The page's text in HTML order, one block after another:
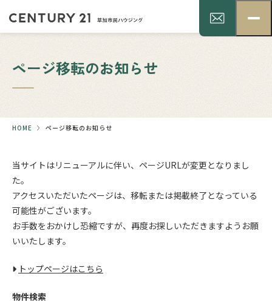
ページ移転のお知らせ
HOME ページ移転のお知らせ
当サイトはリニューアルに伴い、ページURLが変更となりまし
た。
アクセスいただいたページは、移転または掲載終了となっている
可能性がございます。
お手数をおかけし恐縮ですが、再度お探しいただきますようお願
いいたします。
トップページはこちら
物件検索